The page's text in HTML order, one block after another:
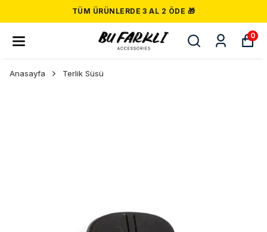
TÜM ÜRÜNLERDE 3 AL 2 ÖDE 🎁
0
Anasayfa Terlik Süsü